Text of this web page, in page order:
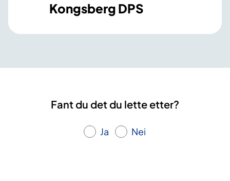
Kongsberg DPS
Fant du det du lette etter?
Ja Nei